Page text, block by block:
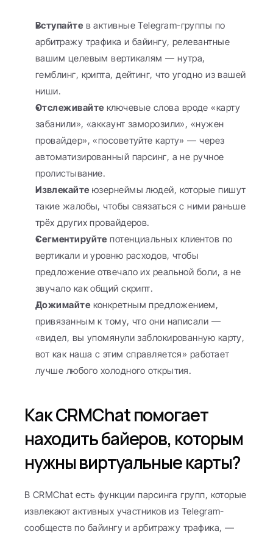
Вступайте в активные Telegram-группы по
арбитражу трафика и байингу, релевантные
вашим целевым вертикалям — нутра,
гемблинг, крипта, дейтинг, что угодно из вашей
ниши.
Отслеживайте ключевые слова вроде «карту
забанили», «аккаунт заморозили», «нужен
провайдер», «посоветуйте карту» — через
автоматизированный парсинг, а не ручное
пролистывание.
Извлекайте юзернеймы людей, которые пишут
такие жалобы, чтобы связаться с ними раньше
трёх других провайдеров.
Сегментируйте потенциальных клиентов по
вертикали и уровню расходов, чтобы
предложение отвечало их реальной боли, а не
звучало как общий скрипт.
Дожимайте конкретным предложением,
привязанным к тому, что они написали —
«видел, вы упомянули заблокированную карту,
вот как наша с этим справляется» работает
лучше любого холодного открытия.
Как CRMChat помогает
находить байеров, которым
нужны виртуальные карты?
В CRMChat есть функции парсинга групп, которые
извлекают активных участников из Telegram-
сообществ по байингу и арбитражу трафика, —